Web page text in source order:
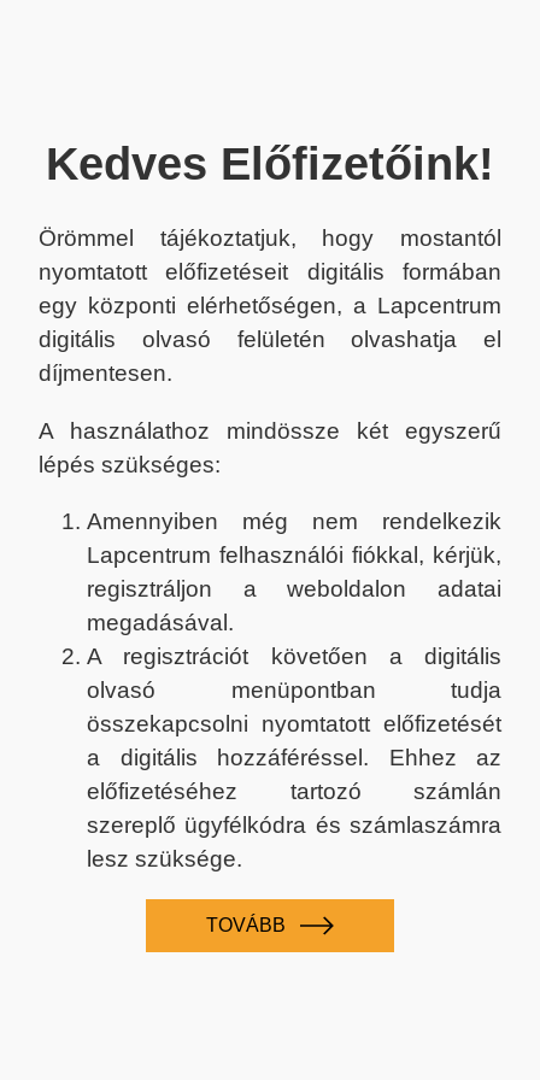
Kedves Előfizetőink!
Örömmel tájékoztatjuk, hogy mostantól
nyomtatott előfizetéseit digitális formában
egy központi elérhetőségen, a Lapcentrum
digitális olvasó felületén olvashatja el
díjmentesen.
A használathoz mindössze két egyszerű
lépés szükséges:
Amennyiben még nem rendelkezik
Lapcentrum felhasználói fiókkal, kérjük,
regisztráljon a weboldalon adatai
megadásával.
A regisztrációt követően a digitális
olvasó menüpontban tudja
összekapcsolni nyomtatott előfizetését
a digitális hozzáféréssel. Ehhez az
előfizetéséhez tartozó számlán
szereplő ügyfélkódra és számlaszámra
lesz szüksége.
TOVÁBB